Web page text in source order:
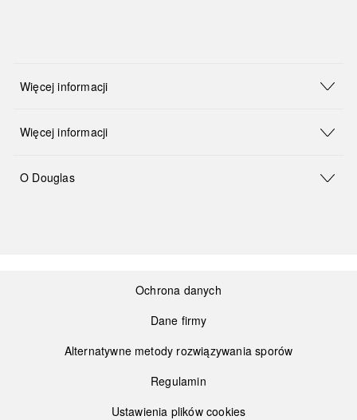
Więcej informacji
Więcej informacji
O Douglas
Ochrona danych
Dane firmy
Alternatywne metody rozwiązywania sporów
Regulamin
Ustawienia plików cookies